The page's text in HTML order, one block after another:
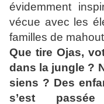
évidemment
vécue avec les
familles de
Que tire Ojas,
dans la jungle ?
siens ? Des
s’est